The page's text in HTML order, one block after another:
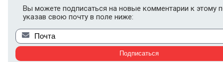
Вы можете подписаться на новые комментарии к этому
указав свою почту в поле ниже: